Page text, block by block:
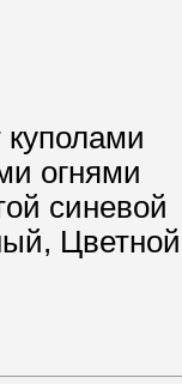
огнями
синевой